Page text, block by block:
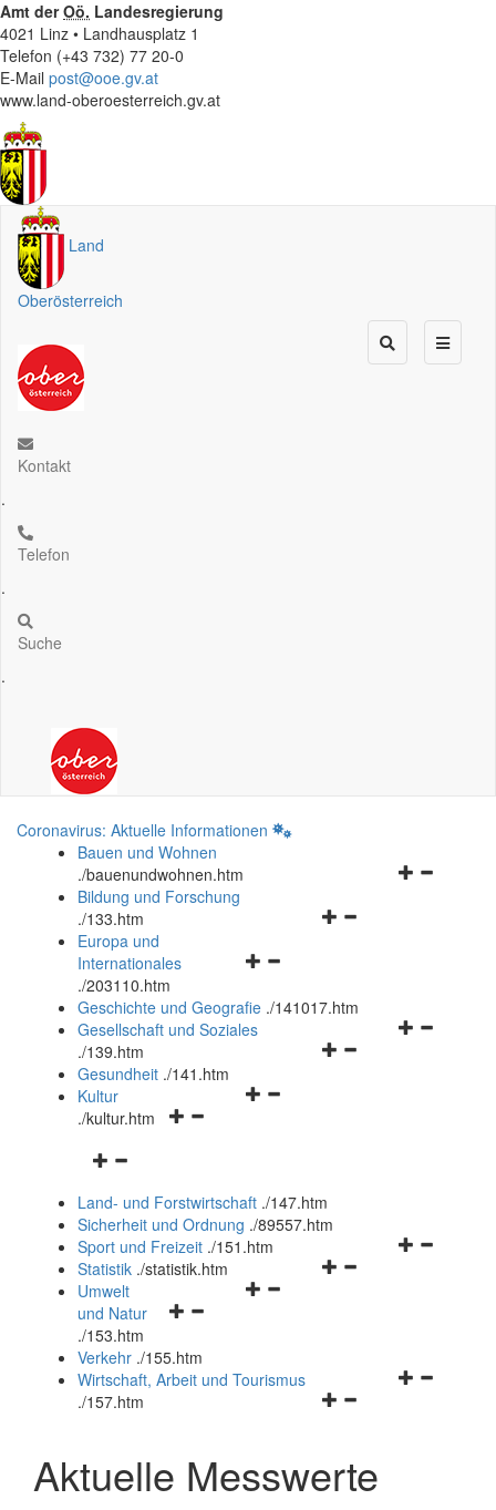
Amt derOö. Landesregierung
4021 Linz • Landhausplatz 1
Telefon (+43 732) 77 20-0
E-Mail post@ooe.gv.at
www.land-oberoesterreich.gv.at
Land
Oberösterreich
Kontakt
.
Telefon
.
Suche
.
Coronavirus: Aktuelle Informationen
Bauen und Wohnen
./bauenundwohnen.htm
Navigationsmenü
Bildung und Forschung
./133.htm
Navigationsmenü
und
schließen
Europa und
Internationales
./203110.htm
Geschichte und Geografie ./141017.htm
Navigationsmenü
Gesellschaft und Soziales
./139.htm
Navigationsmenü
Gesundheit ./141.htm
Navigationsmenü
Kultur
./kultur.htm
Navigationsmenü
und
schließen
Land- und Forstwirtschaft ./147.htm
Sicherheit und Ordnung ./89557.htm
Navigationsmenü
Sport und Freizeit ./151.htm
Navigationsmenü
Statistik ./statistik.htm
Navigationsmenü
und
schließen
Umwelt
und Natur
./153.htm
Verkehr ./155.htm
Navigationsmenü
schließen
Wirtschaft, Arbeit und Tourismus
./157.htm
Aktuelle Messwerte